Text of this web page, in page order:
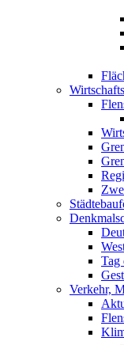
Tag
Verkehr,